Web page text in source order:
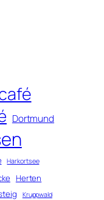
Dortmund
Harkortsee
Herten
Kruppwald